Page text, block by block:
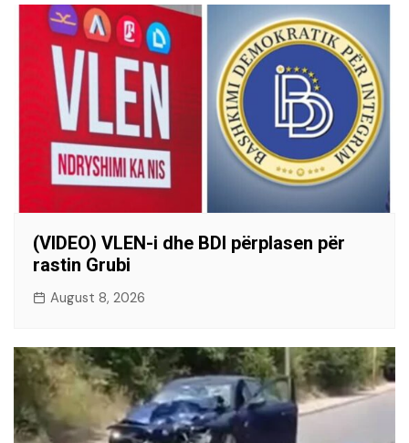
(VIDEO) VLEN-i dhe BDI përplasen për
rastin Grubi
August 8, 2026